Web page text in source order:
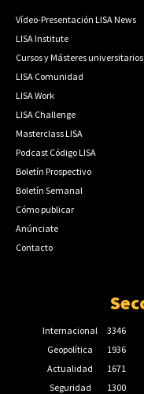
Vídeo-Presentación LISA News
LISA Institute
Cursos y Másteres universitarios
LISA Comunidad
LISA Work
LISA Challenge
Masterclass LISA
Podcast Código LISA
Boletín Prospectivo
Boletín Semanal
Cómo publicar
Anúnciate
Contacto
Internacional
3346
Geopolítica
1936
Actualidad
1671
Seguridad
1300